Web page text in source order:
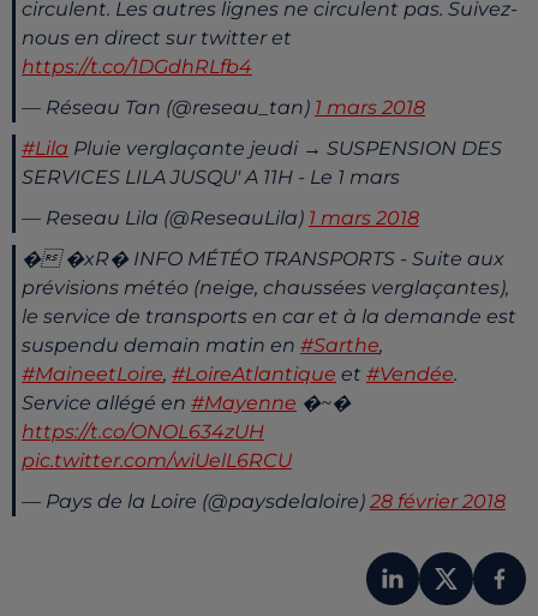
circulent. Les autres lignes ne circulent pas. Suivez-
nous en direct sur twitter et
https://t.co/1DGdhRLfb4
— Réseau Tan (@reseau_tan) 1 mars 2018
#Lila Pluie verglaçante jeudi → SUSPENSION DES
SERVICES LILA JUSQU' A 11H - Le 1 mars
— Reseau Lila (@ReseauLila) 1 mars 2018
� �xR� INFO MÉTÉO TRANSPORTS - Suite aux
prévisions météo (neige, chaussées verglaçantes),
le service de transports en car et à la demande est
suspendu demain matin en #Sarthe,
#MaineetLoire, #LoireAtlantique et #Vendée.
Service allégé en #Mayenne �~�️
https://t.co/ONOL634zUH
pic.twitter.com/wiUelL6RCU
— Pays de la Loire (@paysdelaloire) 28 février 2018